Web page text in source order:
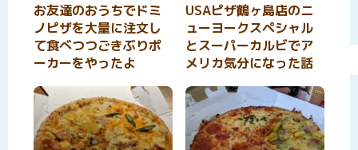
お友達のおうちでドミ
ノピザを大量に注文し
て食べつつごきぶりポ
ーカーをやったよ
USAピザ鶴ヶ島店のニ
ューヨークスペシャル
とスーパーカルビでア
メリカ気分になった話